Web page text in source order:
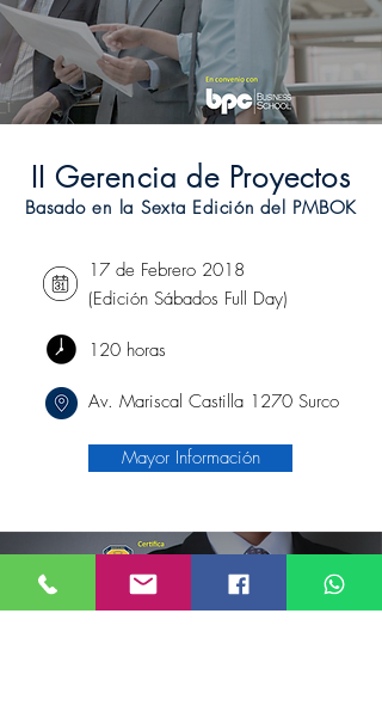
II Gerencia de Proyectos
Basado en la Sexta Edición del PMBOK
17 de Febrero 2018
(Edición Sábados Full Day)
120 horas
Av. Mariscal Castilla 1270 Surco
Mayor Información